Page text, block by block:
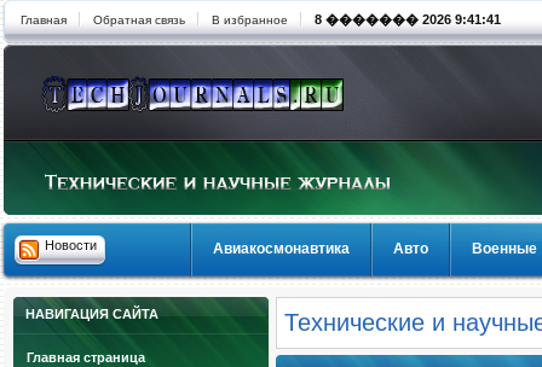
Главная Обратная связь В избранное 8 ������� 2026 9:41:41
Новости Авиакосмонавтика Авто Военные
НАВИГАЦИЯ САЙТА
Главная страница
Технические и